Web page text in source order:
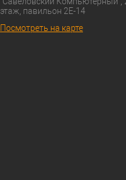
этаж, павильон 2Е-14
Посмотреть на карте